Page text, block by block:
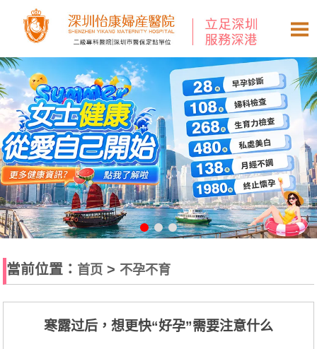
當前位置： 首页 > 不孕不育
寒露过后，想更快“好孕”需要注意什么